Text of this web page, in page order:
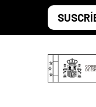
Saltar al contenido